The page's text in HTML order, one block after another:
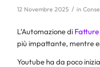
12 Novembre 2025 / in
L’Automazione di Fatture
più impattante, mentre
Youtube ha da poco